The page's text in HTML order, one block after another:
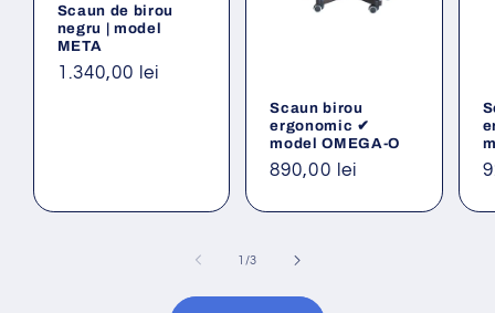
Scaun de birou
negru | model
META
Preț
1.340,00 lei
Scaun birou
ergonomic ✔
model OMEGA-O
Preț
890,00 lei
1 /din
3